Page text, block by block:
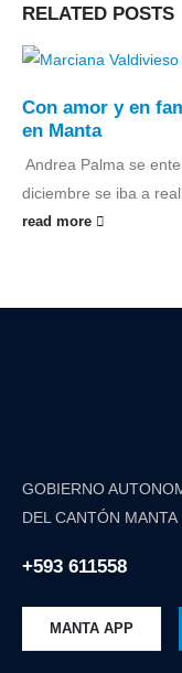
RELATED POSTS
Con amor y en
en Manta
‎Andrea Palma se
diciembre se iba a
read more
GOBIERNO
DEL CANTÓN MANTA
+593 611558
MANTA APP